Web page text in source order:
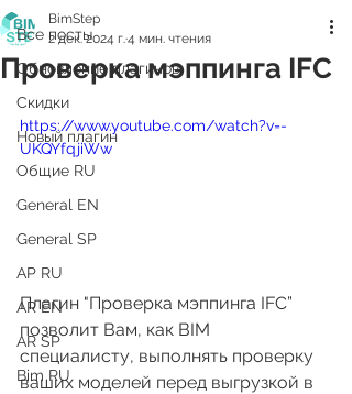
Все посты
Обновление плагинов
Скидки
Новый плагин
Общие RU
General EN
General SP
АР RU
AR EN
AR SP
Bim RU
Проверка мэппинга IFC
BimStep
2 дек. 2024 г.4 мин. чтения
https://www.youtube.com/watch?v=-
UKQYfqjiWw
Плагин "Проверка мэппинга IFC”
позволит Вам, как BIM
специалисту, выполнять проверку
ваших моделей перед выгрузкой в